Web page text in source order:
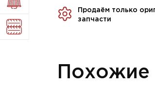
Продаём только
запчасти